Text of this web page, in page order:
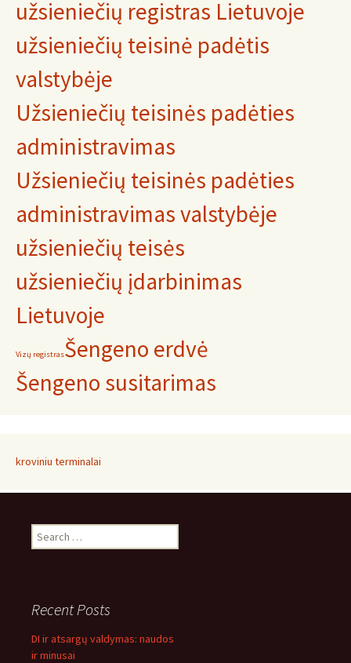
užsieniečių registras Lietuvoje
užsieniečių teisinė padėtis
valstybėje
Užsieniečių teisinės padėties
administravimas
Užsieniečių teisinės padėties
administravimas valstybėje
užsieniečių teisės
užsieniečių įdarbinimas
Lietuvoje
Vizų registrasŠengeno erdvė
Šengeno susitarimas
kroviniu terminalai
Search
for:
Recent Posts
DI ir atsargų valdymas: naudos
ir minusai